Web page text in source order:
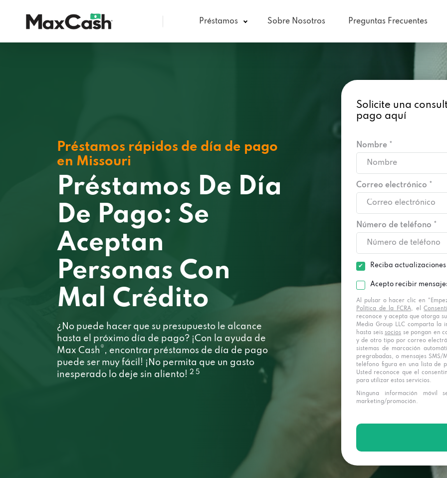
Préstamos Sobre Nosotros Preguntas Frecuentes
Préstamos rápidos de día de pago
en Missouri
Préstamos De Día
De Pago: Se
Aceptan
Personas Con
Mal Crédito
¿No puede hacer que su presupuesto le alcance
hasta el próximo día de pago? ¡Con la ayuda de
Max Cash ® , encontrar préstamos de día de pago
puede ser muy fácil! ¡No permita que un gasto
inesperado lo deje sin aliento! 2 5
Solicite una
pago aquí
Nombre *
Correo electrónico *
Número de teléfono *
Reciba
Acepto recibir
Al pulsar o hacer clic en
Política de la FCRA, el
reconoce y acepta que otorga
Media Group LLC comparta la
hasta seissocios se pongan en
y de otro tipo por correo
sistemas de marcación
pregrabadas, o mensajes SMS/
teléfono figura en una lista de
Usted reconoce que el
para utilizar estos servicios.
Ninguna información móvil
marketing/promoción.